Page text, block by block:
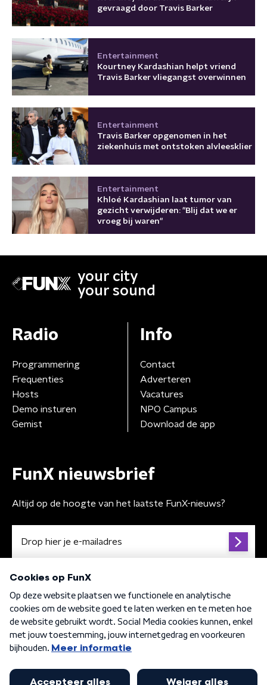
gevraagd door Travis Barker
Entertainment
Kourtney Kardashian helpt vriend
Travis Barker vliegangst overwinnen
Entertainment
Travis Barker opgenomen in het
ziekenhuis met ontstoken alvleesklier
Entertainment
Khloé Kardashian laat tumor van
gezicht verwijderen: "Blij dat we er
vroeg bij waren"
your city
your sound
Radio
Programmering
Frequenties
Hosts
Demo insturen
Gemist
Info
Contact
Adverteren
Vacatures
NPO Campus
Download de app
FunX nieuwsbrief
Altijd op de hoogte van het laatste FunX-nieuws?
Algemene voorwaarden Privacybeleid